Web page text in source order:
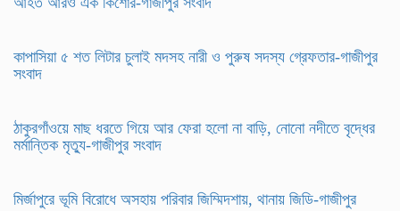
কাপাসিয়া ৫ শত লিটার চুলাই মদসহ নারী ও পুরুষ সদস্য গ্রেফতার-গাজীপুর
সংবাদ
ঠাকুরগাঁওয়ে মাছ ধরতে গিয়ে আর ফেরা হলো না বাড়ি, নোনো নদীতে বৃদ্ধের
মর্মান্তিক মৃত্যু-গাজীপুর সংবাদ
মির্জাপুরে ভূমি বিরোধে অসহায় পরিবার জিম্মিদশায়, থানায় জিডি-গাজীপুর